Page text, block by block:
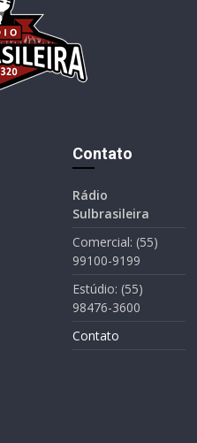
Contato
Rádio
Sulbrasileira
Comercial: (55)
99100-9199
Estúdio: (55)
98476-3600
Contato